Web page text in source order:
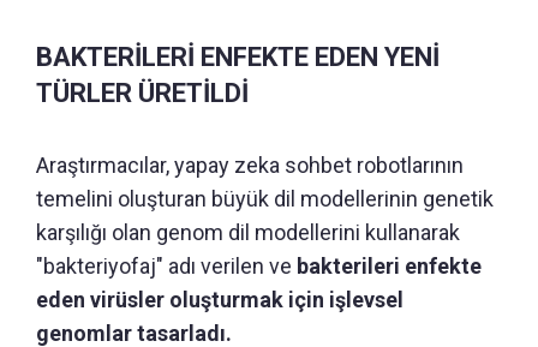
BAKTERİLERİ ENFEKTE EDEN YENİ
TÜRLER ÜRETİLDİ
Araştırmacılar, yapay zeka sohbet robotlarının
temelini oluşturan büyük dil modellerinin genetik
karşılığı olan genom dil modellerini kullanarak
"bakteriyofaj" adı verilen ve bakterileri enfekte
eden virüsler oluşturmak için işlevsel
genomlar tasarladı.